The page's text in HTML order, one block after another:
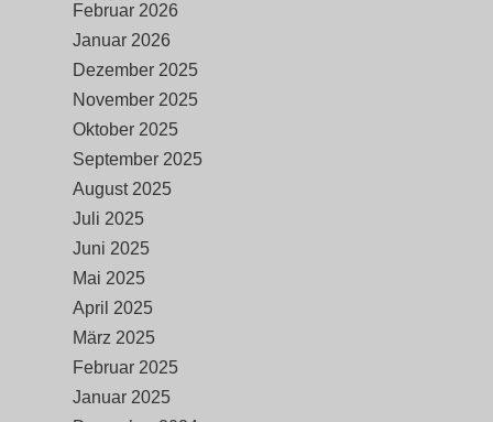
Februar 2026
Januar 2026
Dezember 2025
November 2025
Oktober 2025
September 2025
August 2025
Juli 2025
Juni 2025
Mai 2025
April 2025
März 2025
Februar 2025
Januar 2025